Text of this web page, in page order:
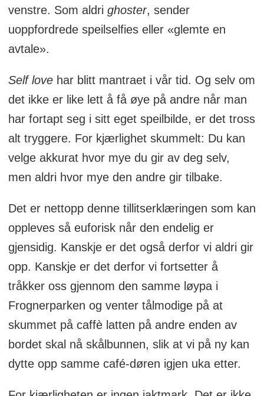
venstre. Som aldri ghoster, sender
uoppfordrede speilselfies eller «glemte en
avtale».
Self lovehar blitt mantraet i vår tid. Og selv om
det ikke er like lett å få øye på andre når man
har fortapt seg i sitt eget speilbilde, er det tross
alt tryggere. For kjærlighet skummelt: Du kan
velge akkurat hvor mye du gir av deg selv,
men aldri hvor mye den andre gir tilbake.
Det er nettopp denne tillitserklæringen som kan
oppleves så euforisk når den endelig er
gjensidig. Kanskje er det også derfor vi aldri gir
opp. Kanskje er det derfor vi fortsetter å
tråkker oss gjennom den samme løypa i
Frognerparken og venter tålmodige på at
skummet på caffè latten på andre enden av
bordet skal nå skålbunnen, slik at vi på ny kan
dytte opp samme café-døren igjen uka etter.